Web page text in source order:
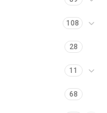
108
28
11
68